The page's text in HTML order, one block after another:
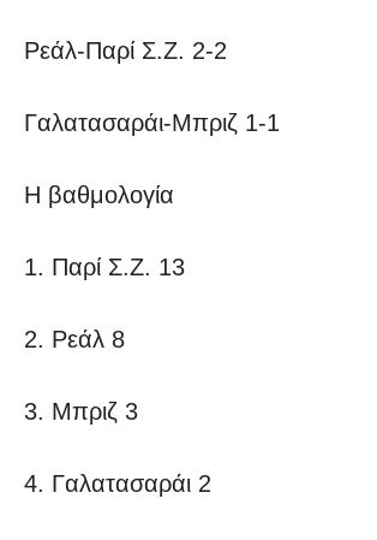
Ρεάλ-Παρί Σ.Ζ. 2-2
Γαλατασαράι-Μπριζ 1-1
Η βαθμολογία
1. Παρί Σ.Ζ. 13
2. Ρεάλ 8
3. Μπριζ 3
4. Γαλατασαράι 2